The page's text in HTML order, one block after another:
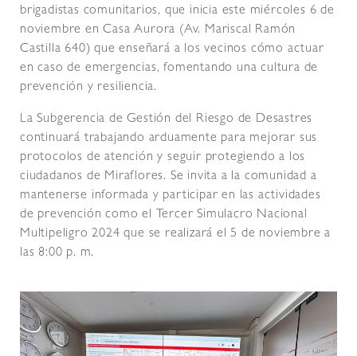
brigadistas comunitarios, que inicia este miércoles 6 de
noviembre en Casa Aurora (Av. Mariscal Ramón
Castilla 640) que enseñará a los vecinos cómo actuar
en caso de emergencias, fomentando una cultura de
prevención y resiliencia.
La Subgerencia de Gestión del Riesgo de Desastres
continuará trabajando arduamente para mejorar sus
protocolos de atención y seguir protegiendo a los
ciudadanos de Miraflores. Se invita a la comunidad a
mantenerse informada y participar en las actividades
de prevención como el Tercer Simulacro Nacional
Multipeligro 2024 que se realizará el 5 de noviembre a
las 8:00 p. m.